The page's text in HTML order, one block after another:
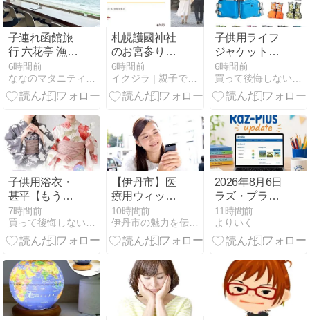
子連れ函館旅
行 六花亭 漁火
通店の海沿い
カフェ
6時間前
札幌護國神社
のお宮参り｜
初穂料・予
約・駐車場と
赤ちゃんガイ
6時間前
イクジラ | 親子で楽しむ子育て育児情報サイト
子供用ライフ
ジャケット
【もう迷わな
い！悩まな
い！失敗しな
めアイテムを
厳選紹介
6時間前
子供用浴衣・
甚平【もう迷
わない！悩ま
ない！失敗し
ない！】おす
を厳選紹介
7時間前
【伊丹市】医
療用ウィッグ
の助成金、対
象品目と申請
の順番は？
10時間前
2026年8月6日
ラズ・プラス
のアップデー
トについて
11時間前
よりいく